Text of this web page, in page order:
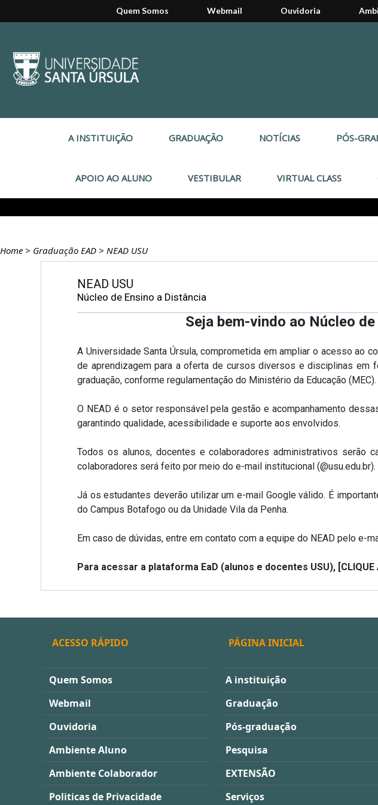
Quem Somos Webmail Ouvidoria
A INSTITUIÇÃO GRADUAÇÃO NOTÍCIAS PÓS-
APOIO AO ALUNO VESTIBULAR VIRTUAL CLASS
Home > Graduação EAD > NEAD USU
NEAD USU
Núcleo de Ensino a Distância
Seja bem-vindo ao Núcleo
A Universidade Santa Úrsula, comprometida em ampliar o acesso ao
de aprendizagem para a oferta de cursos diversos e disciplinas em
graduação, conforme regulamentação do Ministério da Educação (MEC).
O NEAD é o setor responsável pela gestão e acompanhamento
garantindo qualidade, acessibilidade e suporte aos envolvidos.
Todos os alunos, docentes e colaboradores administrativos serão
colaboradores será feito por meio do e-mail institucional (@usu.edu.br).
Já os estudantes deverão utilizar um e-mail Google válido. É
do Campus Botafogo ou da Unidade Vila da Penha.
Em caso de dúvidas, entre em contato com a equipe do NEAD pelo e-
Para acessar a plataforma EaD (alunos e docentes USU), [CLIQUE
ACESSO RÁPIDO
Quem Somos
Webmail
Ouvidoria
Ambiente Aluno
Ambiente Colaborador
Politicas de Privacidade
PÁGINA INICIAL
A instituição
Graduação
Pós-graduação
Pesquisa
EXTENSÃO
Serviços